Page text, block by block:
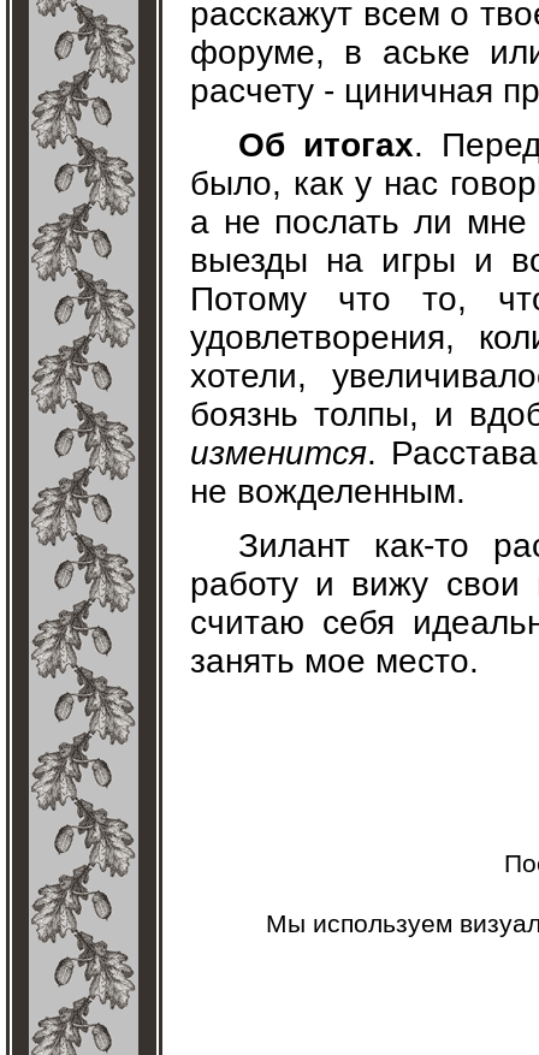
расскажут всем о
форуме, в аське
расчету - циничная
Об итогах.
было, как у нас
а не послать ли мне
выезды на игры и
Потому что то,
удовлетворения,
хотели,
боязнь толпы, и
изменится.
не вожделенным.
Зилант как-то
работу и вижу
считаю себя
занять мое место.
Мы используем